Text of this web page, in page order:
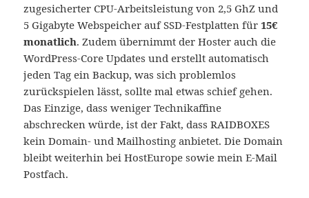
zugesicherter CPU-Arbeitsleistung von 2,5 GhZ und
5 Gigabyte Webspeicher auf SSD-Festplatten für15€
monatlich. Zudem übernimmt der Hoster auch die
WordPress-Core Updates und erstellt automatisch
jeden Tag ein Backup, was sich problemlos
zurückspielen lässt, sollte mal etwas schief gehen.
Das Einzige, dass weniger Technikaffine
abschrecken würde, ist der Fakt, dass RAIDBOXES
kein Domain- und Mailhosting anbietet. Die Domain
bleibt weiterhin bei HostEurope sowie mein E-Mail
Postfach.